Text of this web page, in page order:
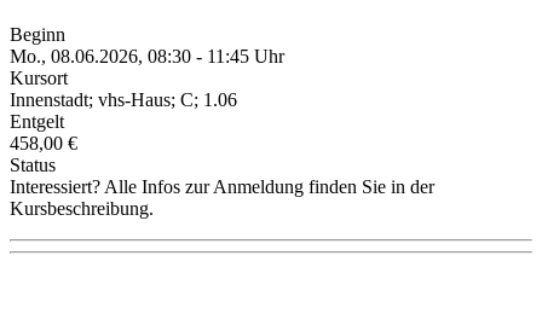
Beginn
Mo., 08.06.2026, 08:30 - 11:45 Uhr
Kursort
Innenstadt; vhs-Haus; C; 1.06
Entgelt
458,00 €
Status
Interessiert? Alle Infos zur Anmeldung finden Sie in der
Kursbeschreibung.